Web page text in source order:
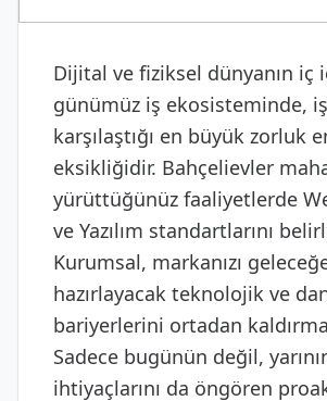
Dijital ve fiziksel dünyanın iç
günümüz iş ekosisteminde,
karşılaştığı en büyük zorluk
eksikliğidir. Bahçelievler
yürüttüğünüz faaliyetlerde
ve Yazılım standartlarını
Kurumsal, markanızı
hazırlayacak teknolojik ve
bariyerlerini ortadan
Sadece bugünün değil,
ihtiyaçlarını da öngören